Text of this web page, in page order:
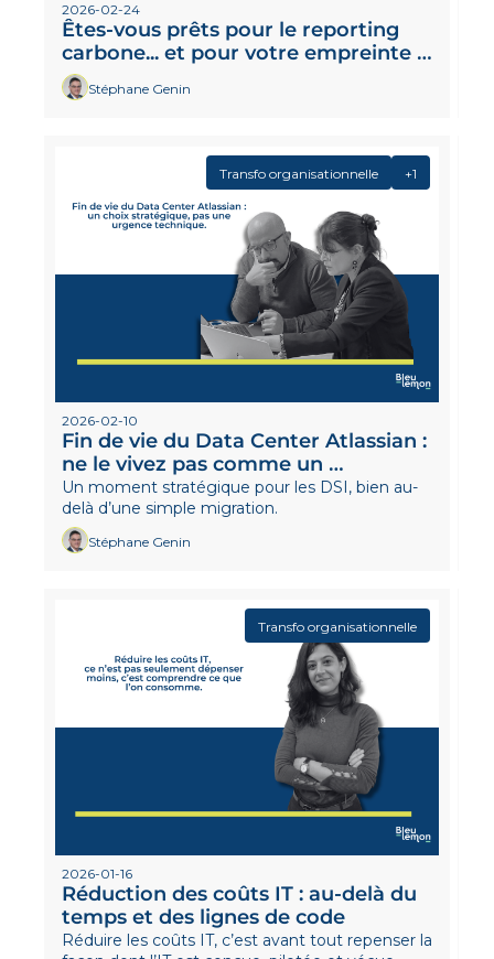
2026-02-24
Êtes-vous prêts pour le reporting
carbone... et pour votre empreinte
numérique ?
Stéphane Genin
Transfo organisationnelle +1
2026-02-10
Fin de vie du Data Center Atlassian :
ne le vivez pas comme un
ultimatum
Un moment stratégique pour les DSI, bien au-
delà d’une simple migration.
Stéphane Genin
Transfo organisationnelle
2026-01-16
Réduction des coûts IT : au-delà du
temps et des lignes de code
Réduire les coûts IT, c’est avant tout repenser la